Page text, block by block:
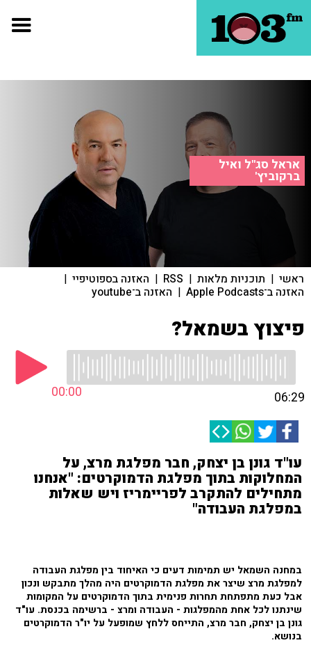
אראל סג"ל ואיל
ברקוביץ'
ראשי | תוכניות מלאות |
RSS
| האזנה בספוטיפיי |
האזנה ב־Apple Podcasts | האזנה ב־youtube
פיצוץ בשמאל?
00:00 06:29
עו"ד גונן בן יצחק, חבר מפלגת מרצ, על
המחלוקות בתוך מפלגת הדמוקרטים: "אנחנו
מתחילים להתקרב לפריימריז ויש שאלות
במפלגת העבודה"
במחנה השמאל יש תמימות דעים כי האיחוד בין מפלגת העבודה
למפלגת מרצ שיצר את מפלגת הדמוקרטים היה מהלך מתבקש ונכון
אבל כעת מתפתחת תחרות פנימית בתוך הדמוקרטים על המקומות
שינתנו לכל אחת מהמפלגות - העבודה ומרצ - ברשימה בכנסת. עו"ד
גונן בן יצחק, חבר מרצ, התייחס ללחץ שמופעל על יו"ר הדמוקרטים
בנושא.